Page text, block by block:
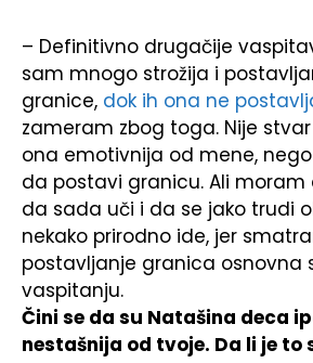
– Definitivno drugačije
sam mnogo strožija i
granice, dok ih ona ne
zameram zbog toga. Nije
ona emotivnija od mene,
da postavi granicu. Ali
da sada uči i da se jako trudi
nekako prirodno ide, jer
postavljanje granica osnovna
vaspitanju.
Čini se da su Natašina deca
nestašnija od tvoje. Da li je to